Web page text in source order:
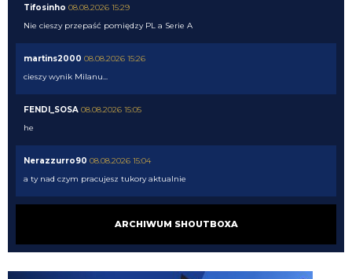
Tifosinho 08.08.2026 15:29
Nie cieszy przepaść pomiędzy PL a Serie A
martins2000 08.08.2026 15:26
cieszy wynik Milanu...
FENDI_SOSA 08.08.2026 15:05
he
Nerazzurro90 08.08.2026 15:04
a ty nad czym pracujesz tukory aktualnie
tyle ze musi popracowac w defensywie bardziej
ARCHIWUM SHOUTBOXA